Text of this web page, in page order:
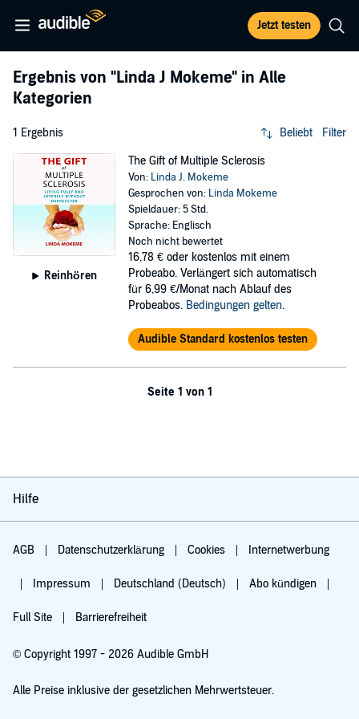
Jetzt testen
Ergebnis von "Linda J Mokeme" in Alle
Kategorien
1 Ergebnis Beliebt Filter
Reinhören
The Gift of Multiple Sclerosis
Von: Linda J. Mokeme
Gesprochen von: Linda Mokeme
Spieldauer: 5 Std.
Sprache: Englisch
Noch nicht bewertet
16,78 € oder kostenlos mit einem
Probeabo. Verlängert sich automatisch
für 6,99 €/Monat nach Ablauf des
Probeabos. Bedingungen gelten.
Audible Standard kostenlos testen
Seite 1 von 1
Hilfe
AGB Datenschutzerklärung Cookies Internetwerbung
Impressum Deutschland (Deutsch) Abo kündigen
Full Site Barrierefreiheit
© Copyright 1997 - 2026 Audible GmbH
Alle Preise inklusive der gesetzlichen Mehrwertsteuer.